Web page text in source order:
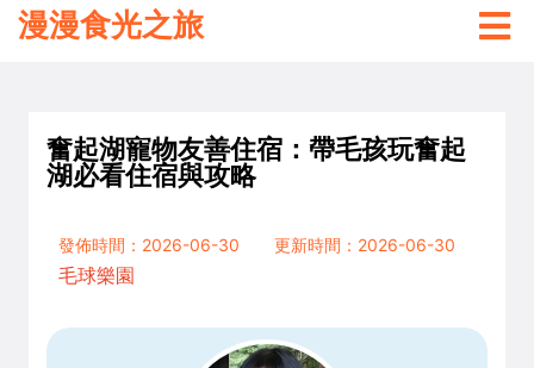
漫漫食光之旅
奮起湖寵物友善住宿：帶毛孩玩奮起
湖必看住宿與攻略
發佈時間：2026-06-30
更新時間：2026-06-30
毛球樂園